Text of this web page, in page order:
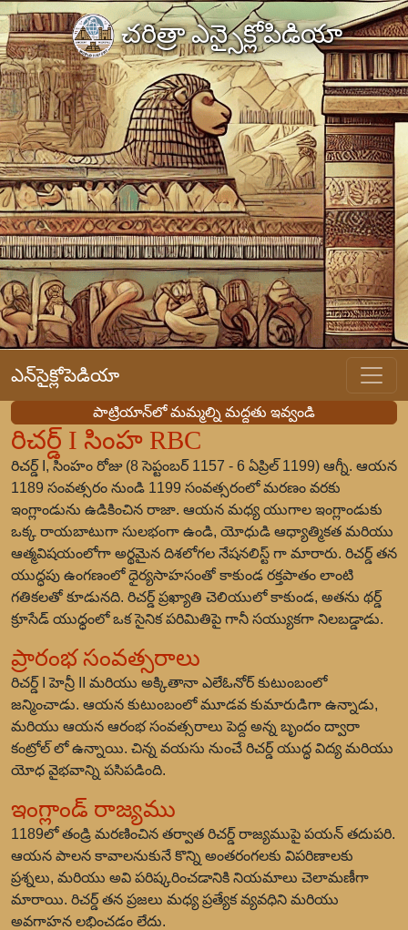
చరిత్రా ఎన్సైక్లోపిడియా
ఎన్‌సైక్లోపెడియా
పాట్రియాన్‌లో మమ్మల్ని మద్దతు ఇవ్వండి
రిచర్డ్ I సింహ RBC
రిచర్డ్ I, సింహం రోజు (8 సెప్టంబర్ 1157 - 6 ఏప్రిల్ 1199) ఆగ్నీ. ఆయన
1189 సంవత్సరం నుండి 1199 సంవత్సరంలో మరణం వరకు
ఇంగ్లాండును ఉడికించిన రాజా. ఆయన మధ్య యుగాల ఇంగ్లాండుకు
ఒక్క రాయబాటుగా సులభంగా ఉండి, యోధుడి ఆధ్యాత్మికత మరియు
ఆత్మవిషయంలోగా అర్థమైన దిశలోగల నేషనలిస్ట్ గా మారారు. రిచర్డ్ తన
యుద్ధపు ఉంగణంలో ధైర్యసాహసంతో కాకుండ రక్తపాతం లాంటి
గతికలతో కూడునది. రిచర్డ్ ప్రఖ్యాతి చెలియులో కాకుండ, అతను థర్డ్
క్రూసేడ్ యుధ్ధంలో ఒక సైనిక పరిమితిపై గానీ సయ్యుకగా నిలబడ్డాడు.
ప్రారంభ సంవత్సరాలు
రిచర్డ్ I హెన్రీ II మరియు అక్కితానా ఎలేఓనోర్ కుటుంబంలో
జన్మించాడు. ఆయన కుటుంబంలో మూడవ కుమారుడిగా ఉన్నాడు,
మరియు ఆయన ఆరంభ సంవత్సరాలు పెద్ద అన్న బృందం ద్వారా
కంట్రోల్ లో ఉన్నాయి. చిన్న వయసు నుంచే రిచర్డ్ యుద్ధ విద్య మరియు
యోధ వైభవాన్ని పసిపడింది.
ఇంగ్లాండ్ రాజ్యము
1189లో తండ్రి మరణించిన తర్వాత రిచర్డ్ రాజ్యముపై పయన్ తదుపరి.
ఆయన పాలన కావాలనుకునే కొన్ని అంతరంగలకు విపరిణాలకు
ప్రశ్నలు, మరియు అవి పరిష్కరించడానికి నియమాలు చెలామణీగా
మారాయి. రిచర్డ్ తన ప్రజలు మధ్య ప్రత్యేక వ్యవధిని మరియు
అవగాహన లభించడం లేదు.